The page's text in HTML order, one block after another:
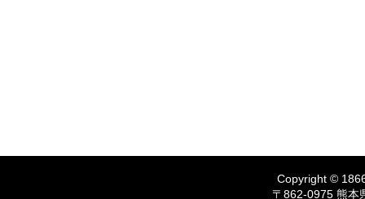
Copyright ©
〒862-0975 熊本